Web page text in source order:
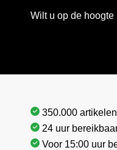
Wilt u op de
350.000
24 uur
Voor 15:00 uur